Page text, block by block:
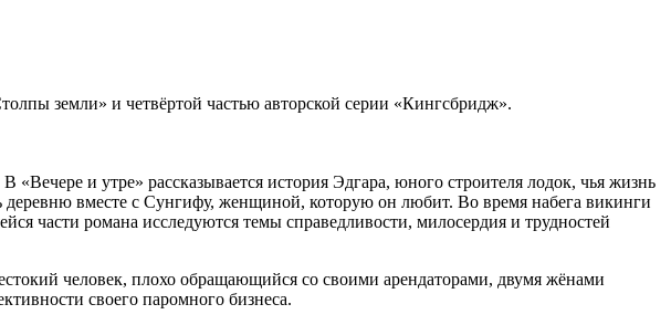
земли» и четвёртой частью авторской серии «Кингсбридж».
и утре» рассказывается история Эдгара, юного строителя лодок, чья жизнь
деревню вместе с Сунгифу, женщиной, которую он любит. Во время набега викинги
части романа исследуются темы справедливости, милосердия и трудностей
человек, плохо обращающийся со своими арендаторами, двумя жёнами
своего паромного бизнеса.